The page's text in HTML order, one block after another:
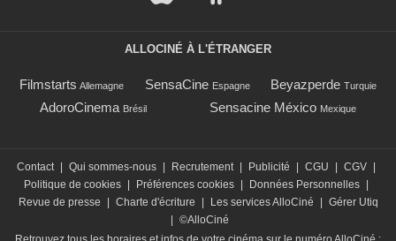
ALLOCINÉ À L'ÉTRANGER
Filmstarts Allemagne SensaCine Espagne Beyazperde Turquie
AdoroCinema Brésil Sensacine México Mexique
Contact Qui sommes-nous Recrutement Publicité CGU CGV
Politique de cookies
Préférences cookies Données Personnelles
Revue de presse
Charte d'écriture Les services AlloCiné
Gérer Utiq
©AlloCiné